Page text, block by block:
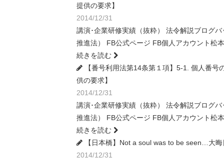
提供の要求】
2014/12/31
講演･企業研修実績（抜粋） 法令解説ブログ
推進法） FB公式ページ FB個人アカウント
続きを読む
【番号利用法第14条第１項】5-1. 個人番
供の要求】
2014/12/31
講演･企業研修実績（抜粋） 法令解説ブログ
推進法） FB公式ページ FB個人アカウント
続きを読む
【日本橋】Not a soul was to be seen…大晦
2014/12/31